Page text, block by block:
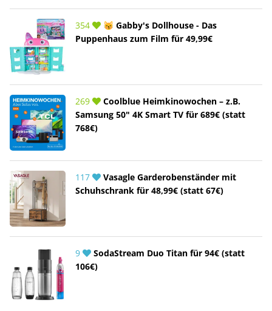
354
😽 Gabby's Dollhouse - Das
Puppenhaus zum Film für 49,99€
269
Coolblue Heimkinowochen – z.B.
Samsung 50" 4K Smart TV für 689€ (statt
768€)
117
Vasagle Garderobenständer mit
Schuhschrank für 48,99€ (statt 67€)
9
SodaStream Duo Titan für 94€ (statt
106€)